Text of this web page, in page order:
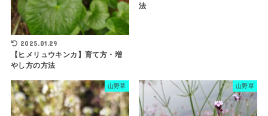
2025.01.29
【ヒメリュウキンカ】育て方・増
やし方の方法
法
山野草 山野草